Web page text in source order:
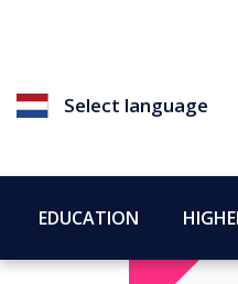
Select language
EDUCATION